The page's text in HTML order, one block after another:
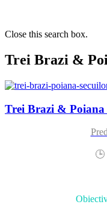
Close this search box.
Trei Brazi &
Trei Brazi & Poiana
🕒